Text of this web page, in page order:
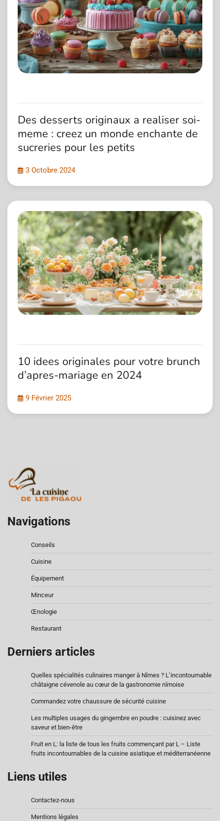
Des desserts originaux a realiser soi-
meme : creez un monde enchante de
sucreries pour les petits
3 Octobre 2024
10 idees originales pour votre brunch
d’apres-mariage en 2024
9 Février 2025
Navigations
Conseils
Cuisine
Équipement
Minceur
Œnologie
Restaurant
Derniers articles
Quelles spécialités culinaires manger à Nîmes ? L’incontournable
châtaigne cévenole au cœur de la gastronomie nîmoise
Commandez votre chaussure de sécurité cuisine
Les multiples usages du gingembre en poudre : cuisinez avec
saveur et bien-être
Fruit en L: la liste de tous les fruits commençant par L – Liste
fruits incontournables de la cuisine asiatique et méditerranéenne
Liens utiles
Contactez-nous
Mentions légales